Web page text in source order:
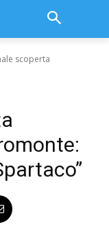
scoperta